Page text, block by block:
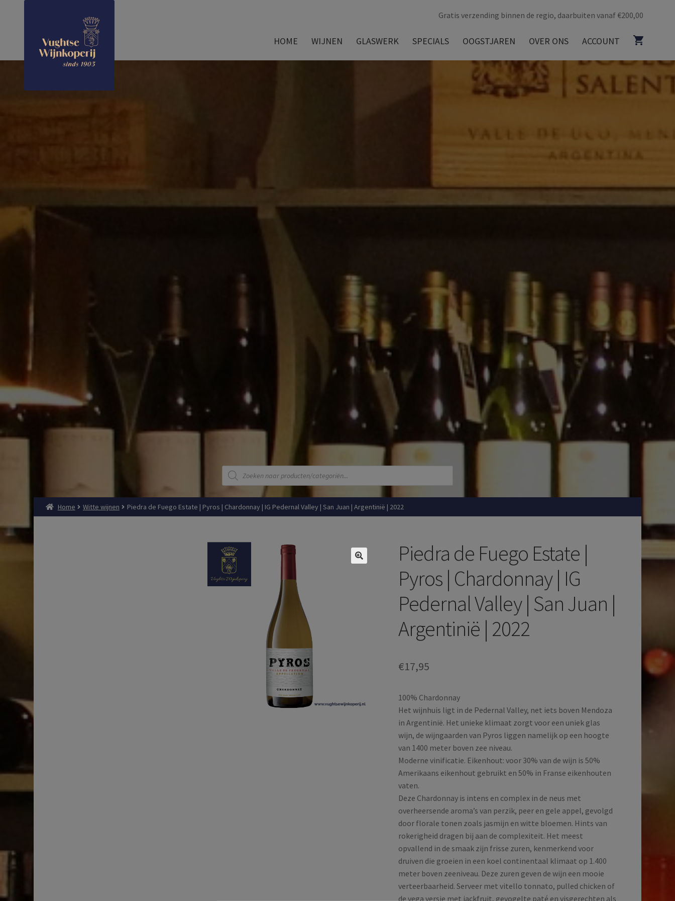
Gratis verzending binnen de regio, daarbuiten vanaf €200,00
HOME WIJNEN GLASWERK SPECIALS OOGSTJAREN OVER ONS ACCOUNT
Producten
zoeken
Home Witte wijnen Piedra de Fuego Estate | Pyros | Chardonnay | IG Pedernal Valley | San Juan | Argentinië | 2022
Piedra de Fuego Estate |
Pyros | Chardonnay | IG
Pedernal Valley | San Juan |
Argentinië | 2022
€17,95
100% Chardonnay
Het wijnhuis ligt in de Pedernal Valley, net iets boven Mendoza
in Argentinië. Het unieke klimaat zorgt voor een uniek glas
wijn, de wijngaarden van Pyros liggen namelijk op een hoogte
van 1400 meter boven zee niveau.
Moderne vinificatie. Eikenhout: voor 30% van de wijn is 50%
Amerikaans eikenhout gebruikt en 50% in Franse eikenhouten
vaten.
Deze Chardonnay is intens en complex in de neus met
overheersende aroma’s van perzik, peer en gele appel, gevolgd
door florale tonen zoals jasmijn en witte bloemen. Hints van
rokerigheid dragen bij aan de complexiteit. Het meest
opvallend in de smaak zijn frisse zuren, kenmerkend voor
druiven die groeien in een koel continentaal klimaat op 1.400
meter boven zeeniveau. Deze zuren geven de wijn een mooie
verteerbaarheid. Serveer met vitello tonnato, pulled chicken of
de vega versie met jackfruit, gevogelte paté en visgerechten als